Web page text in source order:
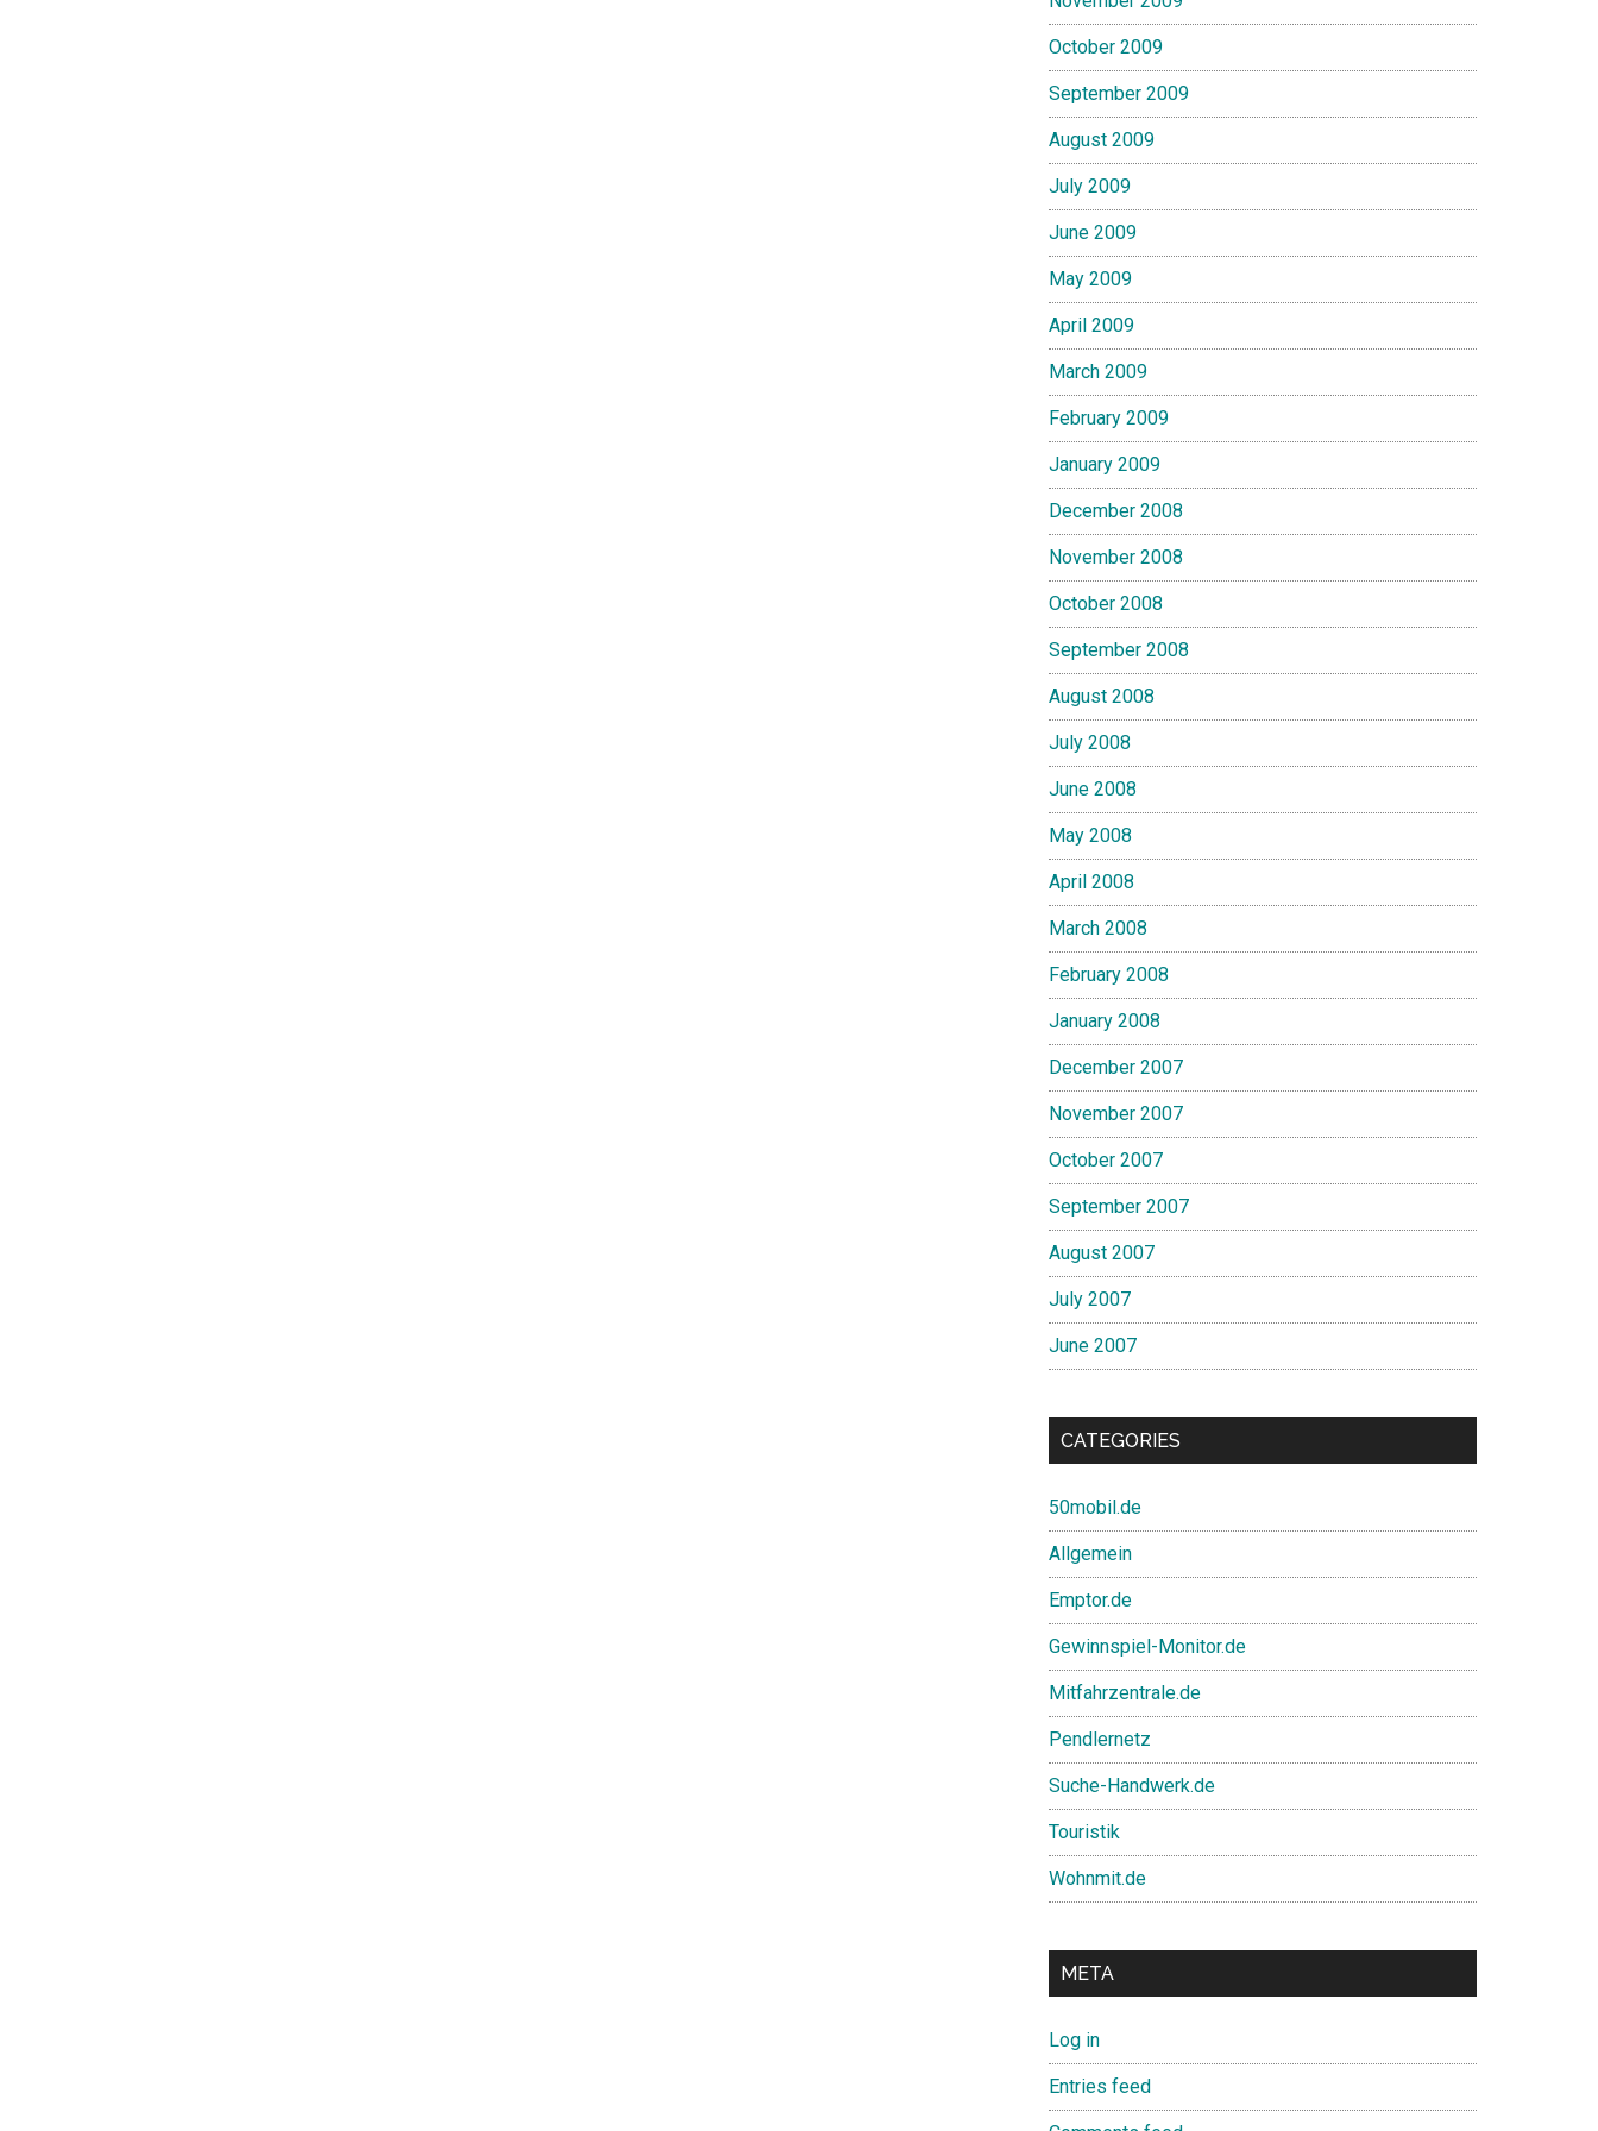
October 2009
September 2009
August 2009
July 2009
June 2009
May 2009
April 2009
March 2009
February 2009
January 2009
December 2008
November 2008
October 2008
September 2008
August 2008
July 2008
June 2008
May 2008
April 2008
March 2008
February 2008
January 2008
December 2007
November 2007
October 2007
September 2007
August 2007
July 2007
June 2007
CATEGORIES
50mobil.de
Allgemein
Emptor.de
Gewinnspiel-Monitor.de
Mitfahrzentrale.de
Pendlernetz
Suche-Handwerk.de
Touristik
Wohnmit.de
META
Log in
Entries feed